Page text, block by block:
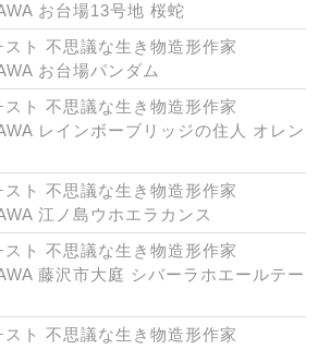
お台場13号地 桜蛇
ト 不思議な生き物造形作家
お台場パンダム
ト 不思議な生き物造形作家
レインボーブリッジの住人 オレン
ト 不思議な生き物造形作家
江ノ島ウホエラカンス
ト 不思議な生き物造形作家
藤沢市大庭 シバーラホエールテー
ト 不思議な生き物造形作家